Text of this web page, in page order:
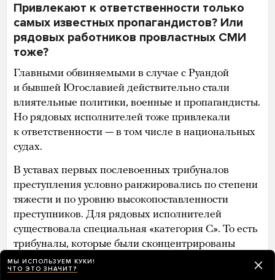
Привлекают к ответственности только
самых известных пропагандистов? Или
рядовых работников провластных СМИ
тоже?
Главными обвиняемыми в случае с Руандой
и бывшей Югославией действительно стали
влиятельные политики, военные и пропагандисты.
Но рядовых исполнителей тоже привлекали
к ответственности — в том числе в национальных
судах.
В уставах первых послевоенных трибуналов
преступления условно ранжировались по степени
тяжести и по уровню высокопоставленности
преступников. Для рядовых исполнителей
существовала специальная «категория С». То есть
трибуналы, которые были сконцентрированы
на влиятельных должностных лицах
и организаторах военных преступлений,
МЫ ИСПОЛЬЗУЕМ КУКИ!
ЧТО ЭТО ЗНАЧИТ?